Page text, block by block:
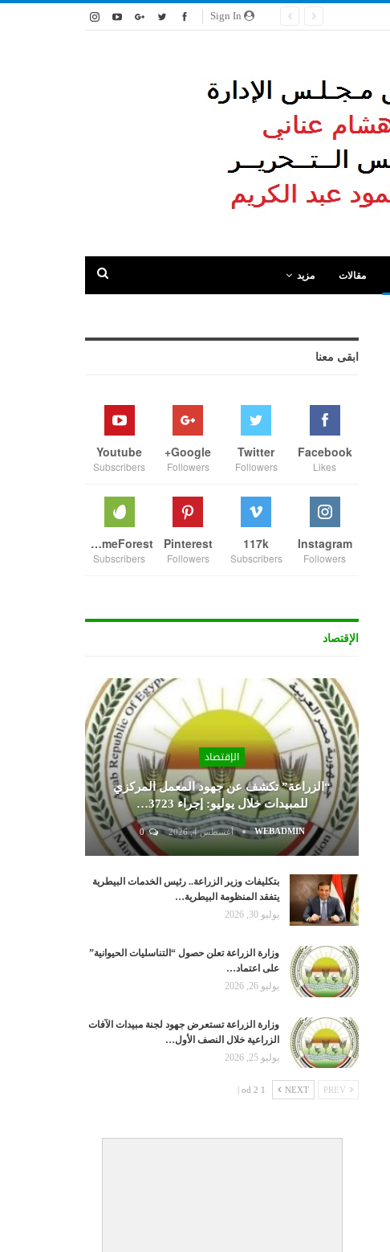
مقالات مزيد
ابقى معنا
Facebook
Likes
Twitter
Followers
Google+
Followers
Youtube
Subscribers
Instagram
Followers
117k
Subscribers
Pinterest
Followers
ThemeForest
Subscribers
الإقتصاد
الإقتصاد
“الزراعة” تكشف عن جهود المعمل المركزي
للمبيدات خلال يوليو: إجراء 3723…
WEBADMIN أغسطس 4, 2026 0
بتكليفات وزير الزراعة.. رئيس الخدمات البيطرية
يتفقد المنظومة البيطرية…
يوليو 30, 2026
وزارة الزراعة تعلن حصول “التناسليات الحيوانية”
على اعتماد…
يوليو 26, 2026
وزارة الزراعة تستعرض جهود لجنة مبيدات الآفات
الزراعية خلال النصف الأول…
يوليو 25, 2026
NEXT
1 od 2 |